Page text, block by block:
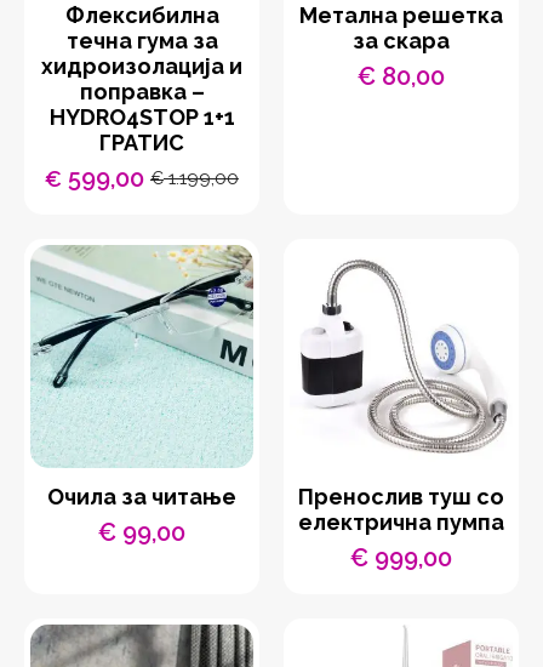
Флексибилна
течна гума за
хидроизолација и
поправка –
HYDRO4STOP 1+1
ГРАТИС
€1.199,00
Original
was:
€ 1.199,00.
€ 599,00Current
is:
€ 599,00.
Метална решетка
за скара
€ 80,00
Очила за читање
€ 99,00
Пренослив туш со
електрична пумпа
€ 999,00